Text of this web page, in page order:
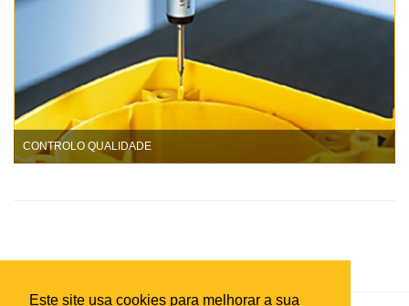
Este site usa cookies para melhorar a sua
CONTROLO QUALIDADE